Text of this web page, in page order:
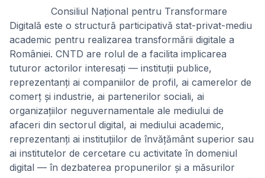
Consiliul Naţional pentru Transformare
Digitală este o structură participativă stat-privat-mediu
academic pentru realizarea transformării digitale a
României. CNTD are rolul de a facilita implicarea
tuturor actorilor interesați — instituții publice,
reprezentanți ai companiilor de profil, ai camerelor de
comerț și industrie, ai partenerilor sociali, ai
organizațiilor neguvernamentale ale mediului de
afaceri din sectorul digital, ai mediului academic,
reprezentanți ai instituțiilor de învățământ superior sau
ai institutelor de cercetare cu activitate în domeniul
digital — în dezbaterea propunerilor și a măsurilor